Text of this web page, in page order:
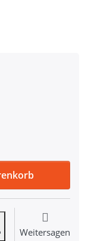
aus Polyester,
Weitersagen